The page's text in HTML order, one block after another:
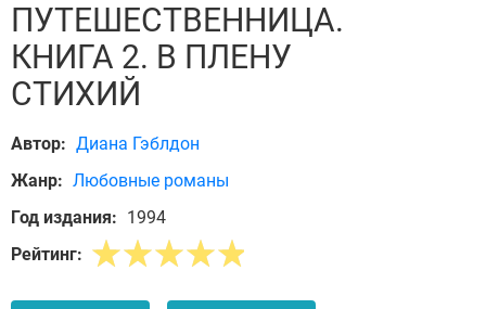
ПУТЕШЕСТВЕННИЦА.
КНИГА 2. В ПЛЕНУ
СТИХИЙ
Автор: Диана Гэблдон
Жанр: Любовные романы
Год издания: 1994
Рейтинг: